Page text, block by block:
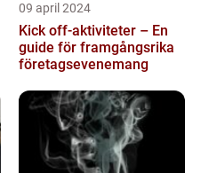
09 april 2024
Kick off-aktiviteter – En
guide för framgångsrika
företagsevenemang